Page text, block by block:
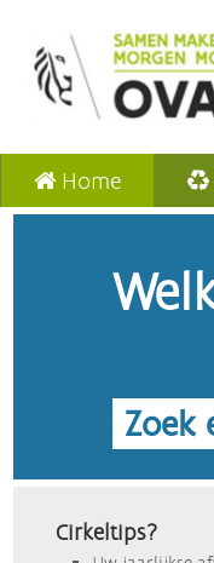
Home
Zoek
Cirkeltips?